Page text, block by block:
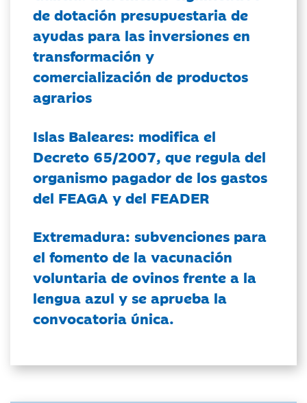
de dotación presupuestaria de
ayudas para las inversiones en
transformación y
comercialización de productos
agrarios
Islas Baleares: modifica el
Decreto 65/2007, que regula del
organismo pagador de los gastos
del FEAGA y del FEADER
Extremadura: subvenciones para
el fomento de la vacunación
voluntaria de ovinos frente a la
lengua azul y se aprueba la
convocatoria única.